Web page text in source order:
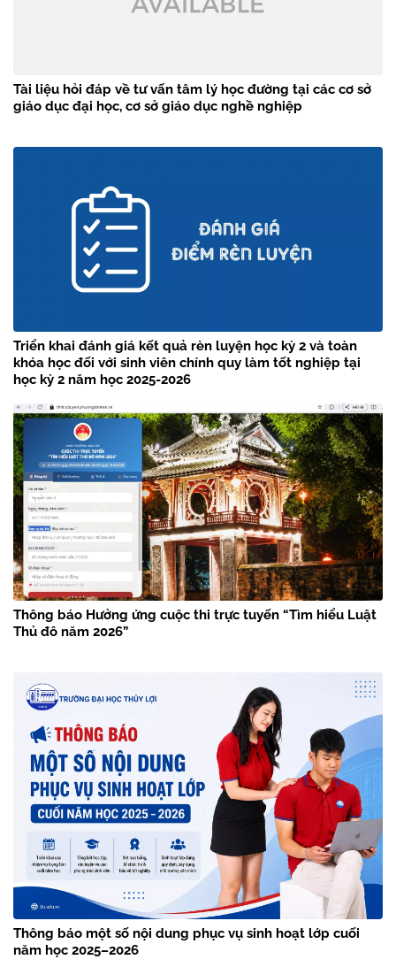
Tài liệu hỏi đáp về tư vấn tâm lý học đường tại các cơ sở
giáo dục đại học, cơ sở giáo dục nghề nghiệp
Triển khai đánh giá kết quả rèn luyện học kỳ 2 và toàn
khóa học đối với sinh viên chính quy làm tốt nghiệp tại
học kỳ 2 năm học 2025-2026
Thông báo Hưởng ứng cuộc thi trực tuyến “Tìm hiểu Luật
Thủ đô năm 2026”
Thông báo một số nội dung phục vụ sinh hoạt lớp cuối
năm học 2025–2026